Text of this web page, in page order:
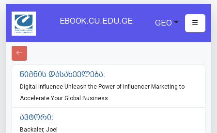
EBOOK.CU.EDU.GE GEO
წიგნის დასახეელება:
Digital Influence Unleash the Power of Influencer Marketing to
Accelerate Your Global Business
ავტორი:
Backaler, Joel